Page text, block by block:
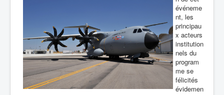
événeme
nt, les
principau
x acteurs
institution
nels du
program
me se
félicités
évidemen